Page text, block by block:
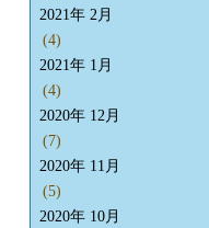
2021年 2月
(4)
2021年 1月
(4)
2020年 12月
(7)
2020年 11月
(5)
2020年 10月